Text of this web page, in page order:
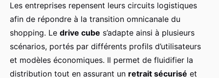
Les entreprises repensent leurs circuits logistiques
afin de répondre à la transition omnicanale du
shopping. Le drive cube s’adapte ainsi à plusieurs
scénarios, portés par différents profils d’utilisateurs
et modèles économiques. Il permet de fluidifier la
distribution tout en assurant un retrait sécurisé et